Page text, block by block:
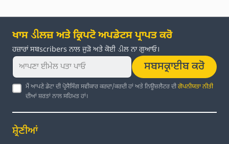
ਖਾਸ ડીਲਜ਼ ਅਤੇ ਕ੍ਰਿਪਟੋ ਅਪਡੇਟਸ ਪ੍ਰਾਪਤ ਕਰੋ
ਹਜ਼ਾਰਾਂ ਸਬscribers ਨਾਲ ਜੁੜੋ ਅਤੇ ਕੋਈ ડીਲ ਨਾ ਗੁਆਓ।
ਸਬਸਕ੍ਰਾਈਬ ਕਰੋ
ਮੈਂ ਆਪਣੇ ਡੇਟਾ ਦੀ ਪ੍ਰੋਸੈਸਿੰਗ ਸਵੀਕਾਰ ਕਰਦਾ/ਕਰਦੀ ਹਾਂ ਅਤੇ ਨਿਊਜ਼ਲੈਟਰ ਦੀਗੋਪਨੀਯਤਾ ਨੀਤੀ
ਦੀਆਂ ਸ਼ਰਤਾਂ ਨਾਲ ਸਹਿਮਤ ਹਾਂ।
ਸ਼੍ਰੇਣੀਆਂ